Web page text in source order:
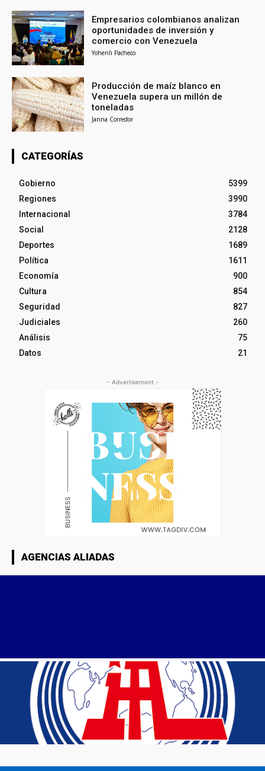
Empresarios colombianos analizan
oportunidades de inversión y
comercio con Venezuela
Yohenli Pacheco
Producción de maíz blanco en
Venezuela supera un millón de
toneladas
Janna Corredor
CATEGORÍAS
Gobierno
5399
Regiones
3990
Internacional
3784
Social
2128
Deportes
1689
Política
1611
Economía
900
Cultura
854
Seguridad
827
Judiciales
260
Análisis
75
Datos
21
- Advertisement -
AGENCIAS ALIADAS